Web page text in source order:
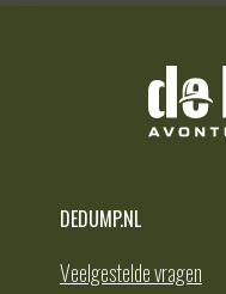
DEDUMP.NL
Veelgestelde vragen